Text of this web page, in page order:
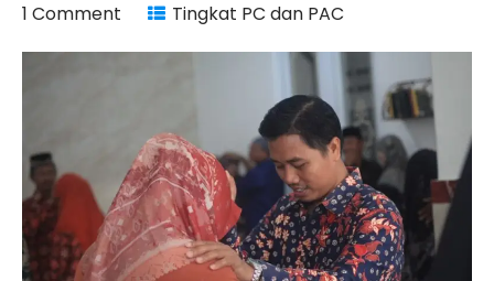
1 Comment
Tingkat PC dan PAC